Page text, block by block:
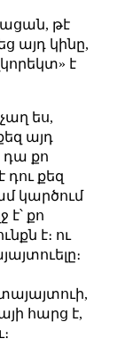
թէ
այդ կինը,
է
ես,
այդ
դա քո
դու քեզ
կարծում
է՝ քո
է։ ու
հարց է,